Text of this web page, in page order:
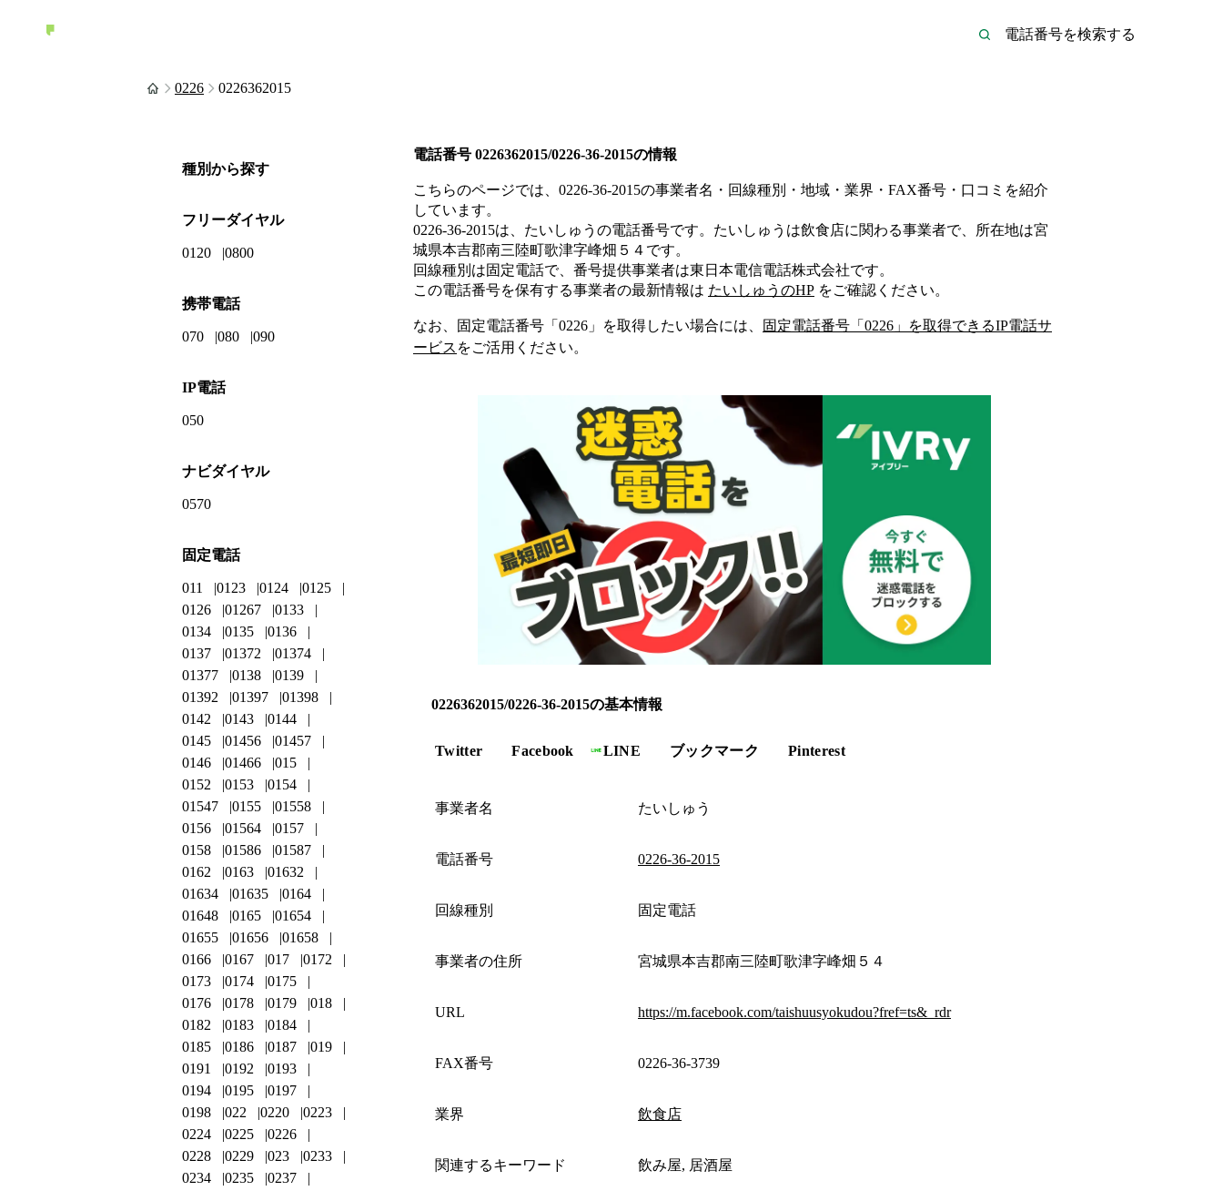
0226 0226362015
電話番号 0226362015/0226-36-2015の情報
こちらのページでは、 0226-36-2015の事業者名・回線種別・地域・業界・FAX番号・口コミを紹介
しています。
0226-36-2015は、 たいしゅう の電話番号です。 たいしゅうは飲食店に関わる事業者で、所在地は宮
城県本吉郡南三陸町歌津字峰畑５４ です。
回線種別は固定電話で、番号提供事業者は東日本電信電話株式会社です。
この電話番号を保有する事業者の最新情報は たいしゅう のHP をご確認ください。
なお、固定電話番号「 0226 」を取得したい場合には、 固定電話番号「 0226 」を取得できるIP電話サ
ービス をご活用ください。
0226362015/0226-36-2015の基本情報
Twitter Facebook LINE ブックマーク Pinterest
事業者名 たいしゅう
電話番号 0226-36-2015
回線種別 固定電話
事業者の住所 宮城県本吉郡南三陸町歌津字峰畑５４
URL https://m.facebook.com/taishuusyokudou?fref=ts&_rdr
FAX番号 0226-36-3739
業界 飲食店
関連するキーワード 飲み屋, 居酒屋
種別から探す
フリーダイヤル
0120 0800
携帯電話
070 080 090
IP電話
050
ナビダイヤル
0570
固定電話
011 0123 0124
0125
0126
01267
0133
0134
0135
0136
0137
01372
01374
01377
0138
0139
01392
01397
01398
0142
0143
0144
0145
01456
01457
0146
01466
015
0152
0153
0154
01547
0155
01558
0156
01564
0157
0158
01586
01587
0162
0163
01632
01634
01635
0164
01648
0165
01654
01655
01656
01658
0166
0167 017
0172
0173
0174
0175
0176
0178 0179
018
0182
0183
0184
0185
0186 0187
019
0191
0192
0193
0194
0195
0197
0198
022 0220
0223
0224
0225
0226
0228
0229 023
0233
0234
0235
0237